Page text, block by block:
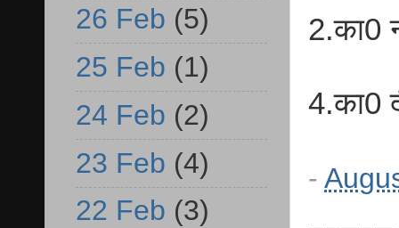
2.का0
4.का0
-
26 Feb (5)
25 Feb (1)
24 Feb (2)
23 Feb (4)
22 Feb (3)